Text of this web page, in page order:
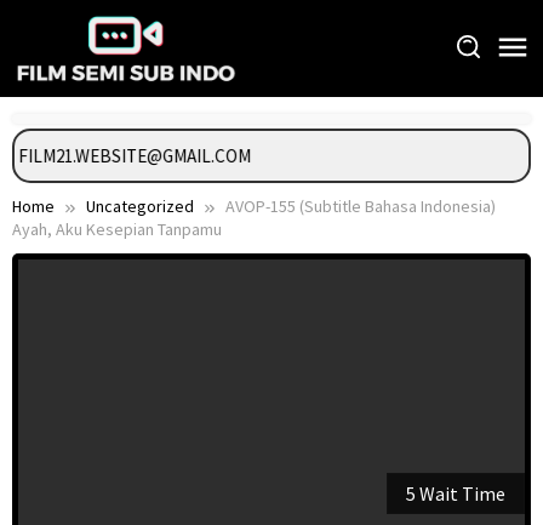
content
FILM21.WEBSITE@GMAIL.COM
Home Uncategorized
AVOP-155 (Subtitle Bahasa Indonesia)
Ayah, Aku Kesepian Tanpamu
5 Wait Time